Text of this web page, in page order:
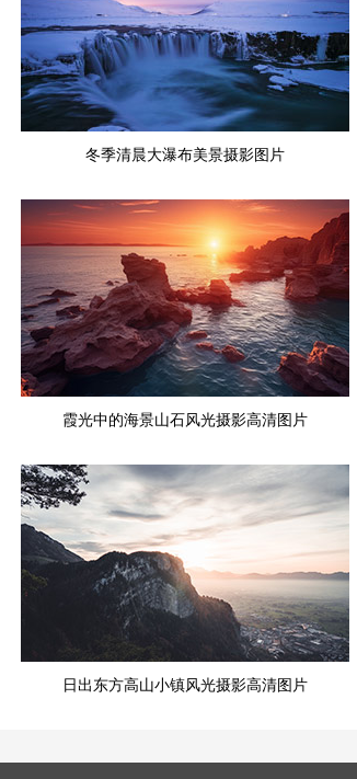
冬季清晨大瀑布美景摄影图片
霞光中的海景山石风光摄影高清图片
日出东方高山小镇风光摄影高清图片